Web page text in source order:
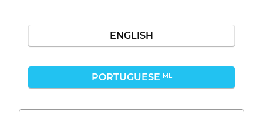
ENGLISH
PORTUGUESE ML